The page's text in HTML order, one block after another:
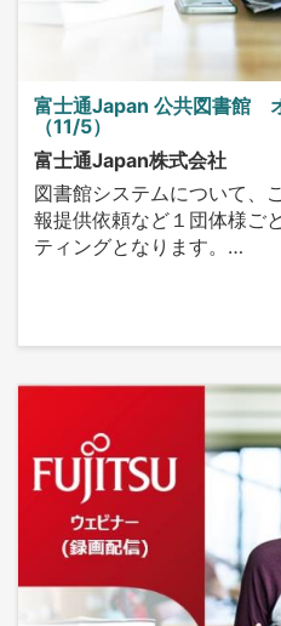
富士通Japan 公共図書館
（11/5）
富士通Japan株式会社
図書館システムについて、
報提供依頼など１団体様ご
ティングとなります。…